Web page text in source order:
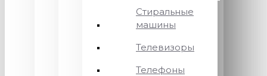
Стиральные
машины
Телевизоры
Телефоны